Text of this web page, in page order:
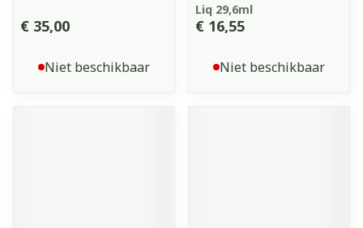
€ 35,00
Niet beschikbaar
Liq 29,6ml
€ 16,55
Niet beschikbaar